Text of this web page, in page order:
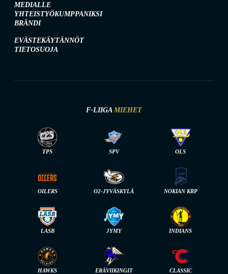
MEDIALLE
YHTEISTYÖKUMPPANIKSI
BRÄNDI
EVÄSTEKÄYTÄNNÖT
TIETOSUOJA
F-LIIGA MIEHET
TPS SPV OLS
OILERS O2-JYVÄSKYLÄ NOKIAN KRP
LASB JYMY INDIANS
HAWKS ERÄVIIKINGIT CLASSIC